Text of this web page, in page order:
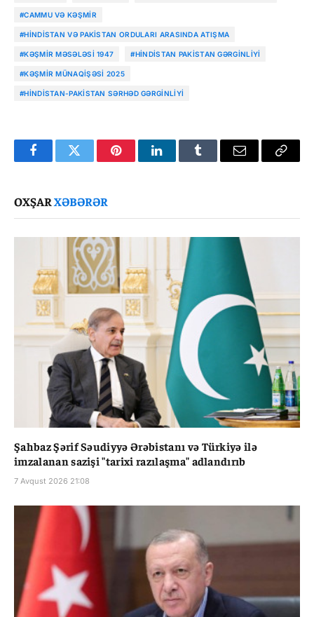
#CAMMU VƏ KƏŞMIR
#HINDISTAN VƏ PAKISTAN ORDULARI ARASINDA ATIŞMA
#KƏŞMIR MƏSƏLƏSI 1947 #HINDISTAN PAKISTAN GƏRGINLIYI
#KƏŞMIR MÜNAQIŞƏSI 2025
#HINDISTAN-PAKISTAN SƏRHƏD GƏRGINLIYI
FacebookTwitter PinterestLinkedInTumblr Email
Copy
OXŞARXƏBƏRƏR
Şahbaz Şərif Səudiyyə Ərəbistanı və Türkiyə ilə
imzalanan sazişi "tarixi razılaşma" adlandırıb
7 Avqust 2026 21:08